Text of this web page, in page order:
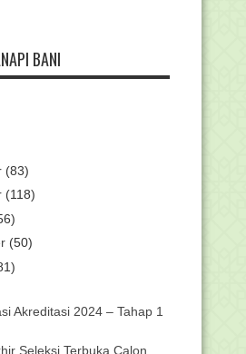
BANI
(83)
(118)
(50)
Akreditasi 2024 – Tahap 1
Seleksi Terbuka Calon